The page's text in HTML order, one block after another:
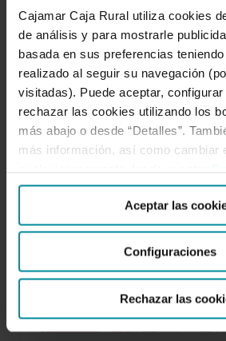
Cajamar Caja Rural utiliza cookies
de análisis y para mostrarle
basada en sus preferencias
realizado al seguir su navegación
visitadas). Puede aceptar,
rechazar las cookies utilizando los
más abajo o desde “Detalles”.
más información, así como cambiar
Aceptar las
Configuraciones
Rechazar las
SÍGUENOS
Facebook
Twitter
Instagram
LinkedIn
YouTube
Los mejores podcasts de